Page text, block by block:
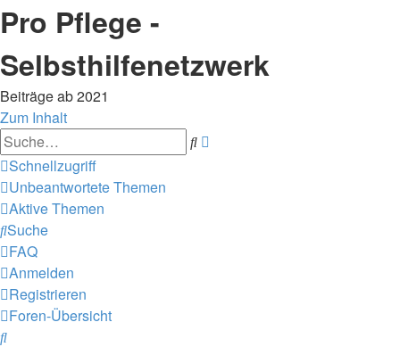
Pro Pflege -
Selbsthilfenetzwerk
Beiträge ab 2021
Zum Inhalt
Suche
Schnellzugriff
Unbeantwortete Themen
Aktive Themen
Suche
FAQ
Anmelden
Registrieren
Foren-Übersicht
Suche